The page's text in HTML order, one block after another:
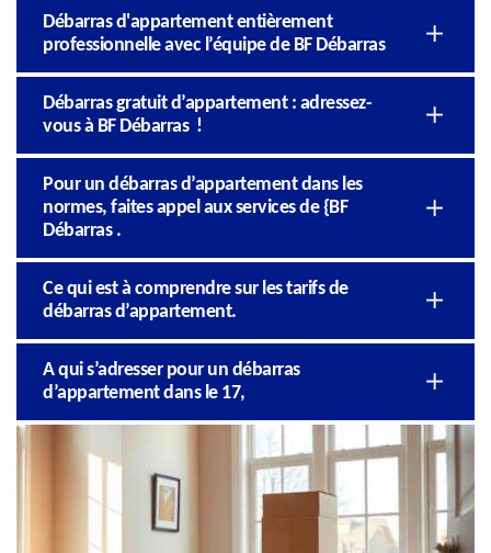
Débarras d'appartement entièrement
professionnelle avec l’équipe de BF Débarras
Débarras gratuit d’appartement : adressez-
vous à BF Débarras !
Pour un débarras d’appartement dans les
normes, faites appel aux services de {BF
Débarras .
Ce qui est à comprendre sur les tarifs de
débarras d’appartement.
A qui s’adresser pour un débarras
d’appartement dans le 17,